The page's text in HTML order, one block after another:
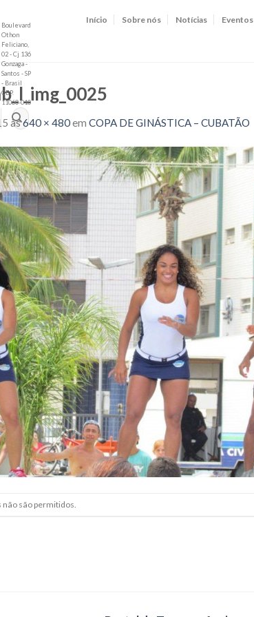
Boulevard
Othon
Feliciano,
02 - Cj 136
Gonzaga -
Santos - SP
- Brasil
CEP.
11060-010
Início Sobre nós Notícias Eventos
às640 × 480em COPA DE GINÁSTICA – CUBATÃO
são permitidos.